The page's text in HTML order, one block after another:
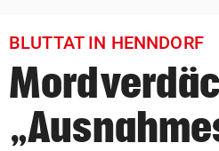
bookmark
search
Suchbegriff
eingeben
BLUTTAT IN HENNDORF